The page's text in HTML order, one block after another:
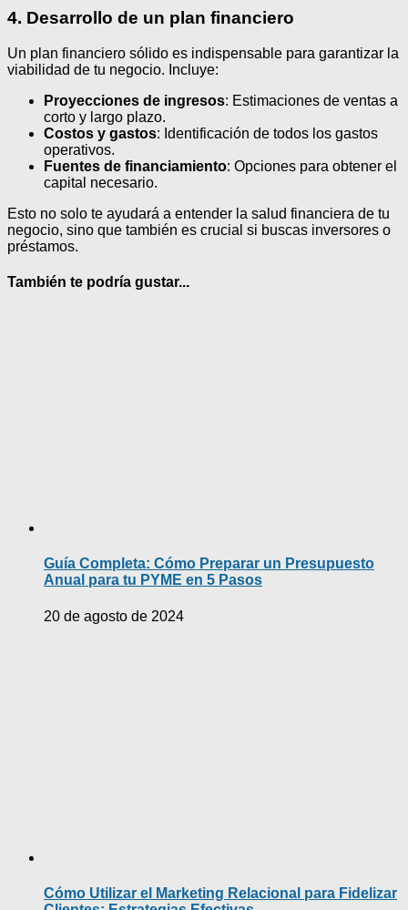
4. Desarrollo de un plan financiero
Un plan financiero sólido es indispensable para garantizar la
viabilidad de tu negocio. Incluye:
Proyecciones de ingresos: Estimaciones de ventas a
corto y largo plazo.
Costos y gastos: Identificación de todos los gastos
operativos.
Fuentes de financiamiento: Opciones para obtener el
capital necesario.
Esto no solo te ayudará a entender la salud financiera de tu
negocio, sino que también es crucial si buscas inversores o
préstamos.
También te podría gustar...
Guía Completa: Cómo Preparar un Presupuesto
Anual para tu PYME en 5 Pasos
20 de agosto de 2024
Cómo Utilizar el Marketing Relacional para Fidelizar